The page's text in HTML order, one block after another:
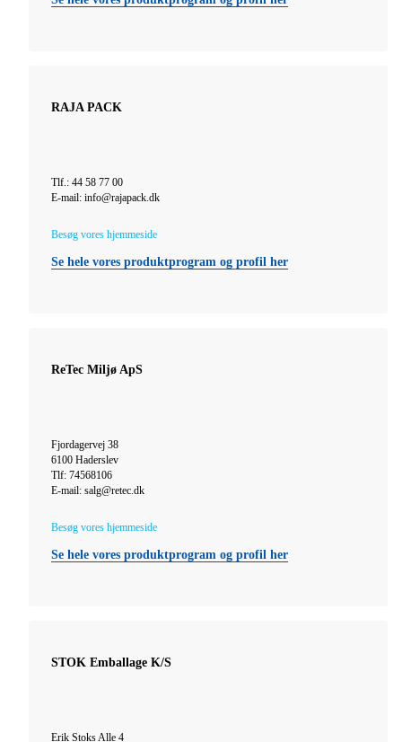
RAJA PACK
Tlf.: 44 58 77 00
E-mail: info@rajapack.dk
Besøg vores hjemmeside
Se hele vores produktprogram og profil her
ReTec Miljø ApS
Fjordagervej 38
6100 Haderslev
Tlf: 74568106
E-mail: salg@retec.dk
Besøg vores hjemmeside
Se hele vores produktprogram og profil her
STOK Emballage K/S
Erik Stoks Alle 4